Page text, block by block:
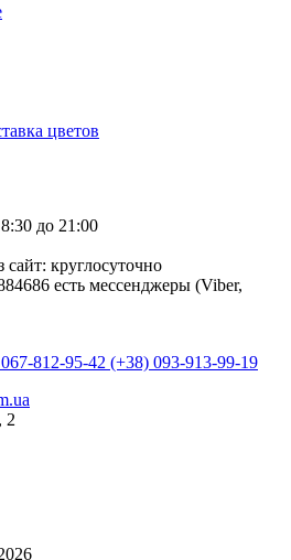
цветов
до 21:00
сайт: круглосуточно
есть мессенджеры (Viber,
812-95-42 (+38) 093-913-99-19
2